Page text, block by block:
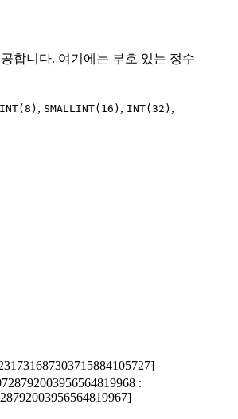
합니다. 여기에는 부호 있는 정수
, SMALLINT(16) , INT(32) ,
: